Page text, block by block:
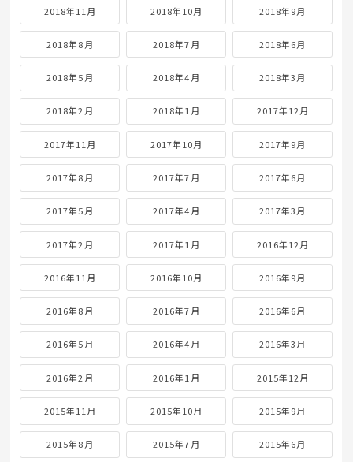
2018年11月 2018年10月 2018年9月
2018年8月 2018年7月 2018年6月
2018年5月 2018年4月 2018年3月
2018年2月 2018年1月 2017年12月
2017年11月 2017年10月 2017年9月
2017年8月 2017年7月 2017年6月
2017年5月 2017年4月 2017年3月
2017年2月 2017年1月 2016年12月
2016年11月 2016年10月 2016年9月
2016年8月 2016年7月 2016年6月
2016年5月 2016年4月 2016年3月
2016年2月 2016年1月 2015年12月
2015年11月 2015年10月 2015年9月
2015年8月 2015年7月 2015年6月